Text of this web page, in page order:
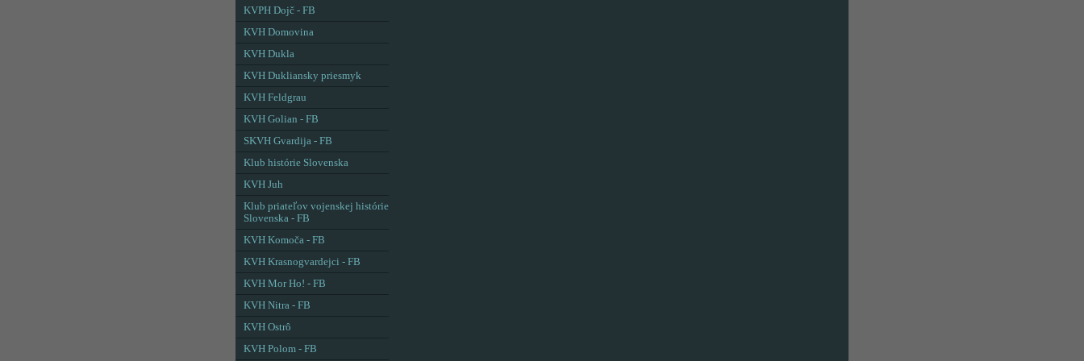
KVPH Dojč - FB
KVH Domovina
KVH Dukla
KVH Dukliansky priesmyk
KVH Feldgrau
KVH Golian - FB
SKVH Gvardija - FB
Klub histórie Slovenska
KVH Juh
Klub priateľov vojenskej histórie
Slovenska - FB
KVH Komoča - FB
KVH Krasnogvardejci - FB
KVH Mor Ho! - FB
KVH Nitra - FB
KVH Ostrô
KVH Polom - FB